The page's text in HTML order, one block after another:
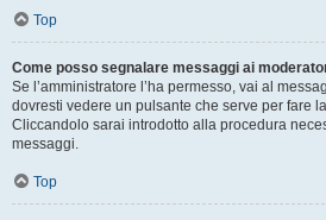
Top
Come posso segnalare messaggi ai
Se l’amministratore l’ha permesso, vai al
dovresti vedere un pulsante che serve per fare
Cliccandolo sarai introdotto alla procedura
messaggi.
Top